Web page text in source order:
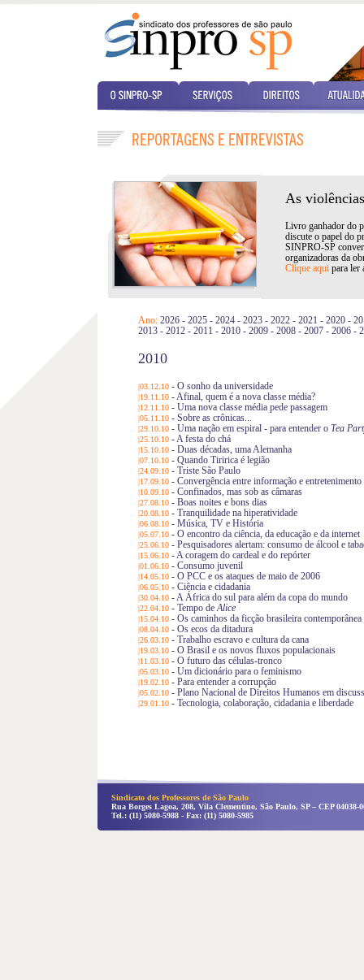
As
Livro ganhador do
discute o papel do
SINPRO-SP
organizadoras da
Clique aqui para ler
Ano: 2026 - 2025 - 2024 - 2023 - 2022 - 2021 - 2020 -
2013 - 2012 - 2011 - 2010 - 2009 - 2008 - 2007 - 2006 -
2010
|03.12.10 - O sonho da universidade
|19.11.10 -Afinal, quem é a nova classe média?
|12.11.10 - Uma nova classe média pede passagem
|05.11.10 - Sobre as crônicas...
|29.10.10 - Uma nação em espiral - para entender o Tea
|25.10.10 -A festa do chá
|15.10.10 - Duas décadas, uma Alemanha
|07.10.10 - Quando Tiririca é legião
|24.09.10 - Triste São Paulo
|17.09.10 - Convergência entre informação e entretenimento
|10.09.10 - Confinados, mas sob as câmaras
|27.08.10 - Boas noites e bons dias
|20.08.10 - Tranquilidade na hiperatividade
|06.08.10 - Música, TV e História
|05.07.10 - O encontro da ciência, da educação e da internet
|25.06.10 - Pesquisadores alertam: consumo de álcool e
|15.06.10 -A coragem do cardeal e do repórter
|01.06.10 - Consumo juvenil
|14.05.10 - O PCC e os ataques de maio de 2006
|06.05.10 - Ciência e cidadania
|30.04.10 -A África do sul para além da copa do mundo
|22.04.10 - Tempo deAlice
|15.04.10 - Os caminhos da ficção brasileira contemporânea
|08.04.10 - Os ecos da ditadura
|26.03.10 - Trabalho escravo e cultura da cana
|19.03.10 - O Brasil e os novos fluxos populacionais
|11.03.10 - O futuro das células-tronco
|05.03.10 - Um dicionário para o feminismo
|19.02.10 - Para entender a corrupção
|05.02.10 - Plano Nacional de Direitos Humanos em
|29.01.10 - Tecnologia, colaboração, cidadania e liberdade
Sindicato dos Professores de São Paulo
Rua Borges Lagoa, 208, Vila Clementino, São Paulo, SP – CEP 04038-
Tel.: (11) 5080-5988 - Fax: (11) 5080-5985